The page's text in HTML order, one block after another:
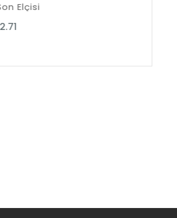
Zülkarneyn (Zamanın Sahibi)
$57.29